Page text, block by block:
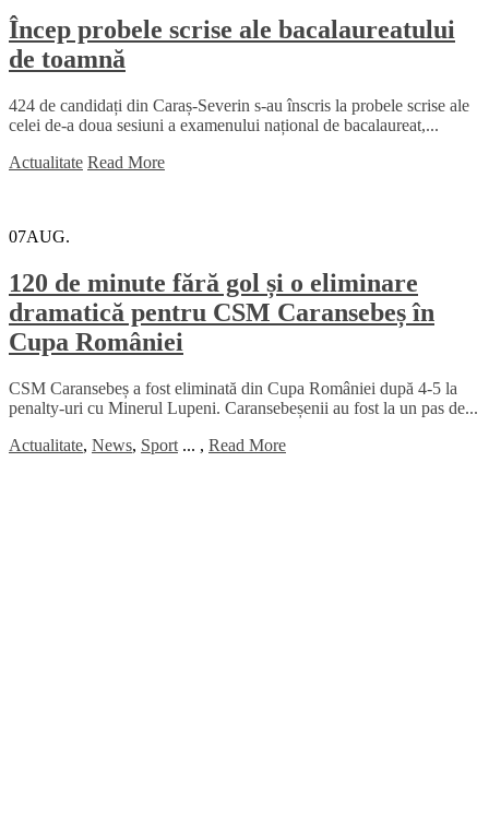
Încep probele scrise ale bacalaureatului
de toamnă
424 de candidați din Caraș-Severin s-au înscris la probele scrise ale
celei de-a doua sesiuni a examenului național de bacalaureat,...
Actualitate Read More
07AUG.
120 de minute fără gol și o eliminare
dramatică pentru CSM Caransebeș în
Cupa României
CSM Caransebeș a fost eliminată din Cupa României după 4-5 la
penalty-uri cu Minerul Lupeni. Caransebeșenii au fost la un pas de...
Actualitate, News, Sport ... , Read More